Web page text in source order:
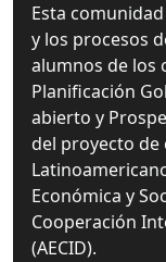
Esta
y los procesos
alumnos de los
Planificación
abierto y
del proyecto
Económica y
Cooperación
(AECID).